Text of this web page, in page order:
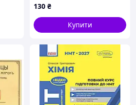
130 ₴
Купити